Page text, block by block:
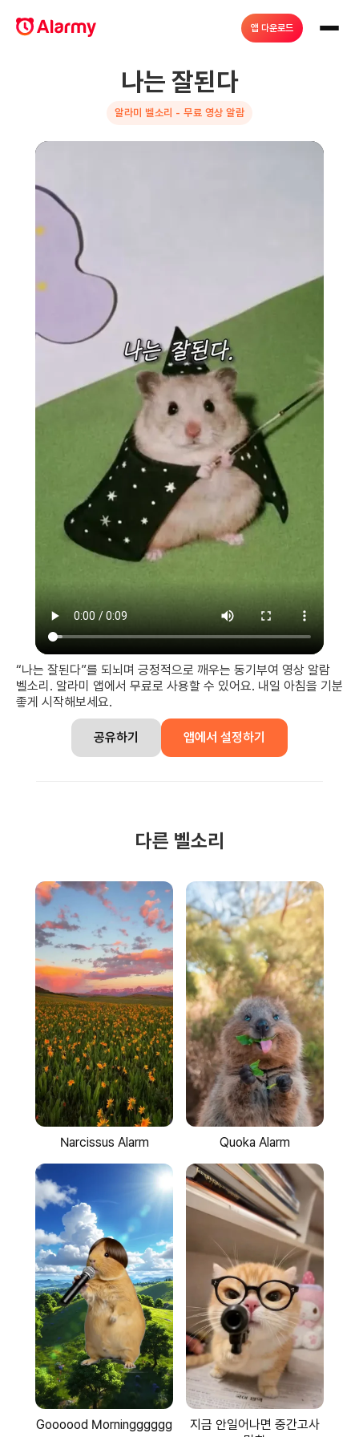
앱 다운로드
나는 잘된다
알라미 벨소리 - 무료 영상 알람
“나는 잘된다”를 되뇌며 긍정적으로 깨우는 동기부여 영상 알람
벨소리. 알라미 앱에서 무료로 사용할 수 있어요. 내일 아침을 기분
좋게 시작해보세요.
공유하기 앱에서 설정하기
다른 벨소리
Narcissus Alarm Quoka Alarm
Goooood Morningggggg
지금 안일어나면 중간고사